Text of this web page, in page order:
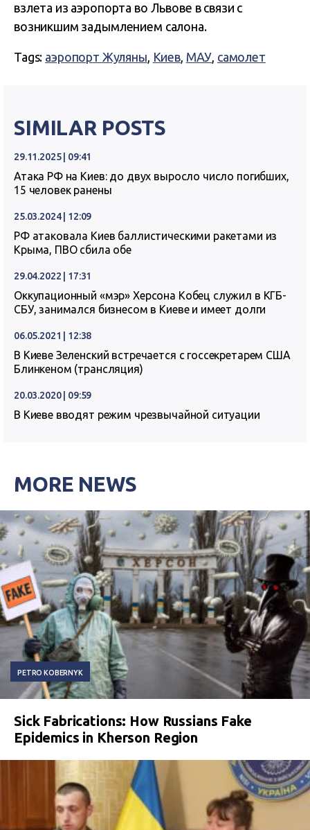
взлета из аэропорта во Львове в связи с
возникшим задымлением салона.
Tags: аэропорт Жуляны, Киев, МАУ, самолет
SIMILAR POSTS
29.11.2025 | 09:41
Атака РФ на Киев: до двух выросло число погибших,
15 человек ранены
25.03.2024 | 12:09
РФ атаковала Киев баллистическими ракетами из
Крыма, ПВО сбила обе
29.04.2022 | 17:31
Оккупационный «мэр» Херсона Кобец служил в КГБ-
СБУ, занимался бизнесом в Киеве и имеет долги
06.05.2021 | 12:38
В Киеве Зеленский встречается с госсекретарем США
Блинкеном (трансляция)
20.03.2020 | 09:59
В Киеве вводят режим чрезвычайной ситуации
MORE NEWS
PETRO KOBERNYK
Sick Fabrications: How Russians Fake
Epidemics in Kherson Region